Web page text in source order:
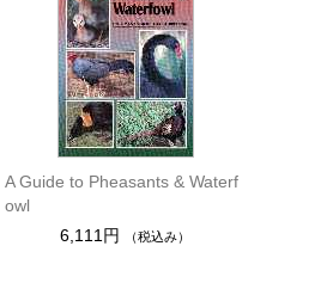
A Guide to Pheasants & Waterf
owl
6,111円
（税込み）